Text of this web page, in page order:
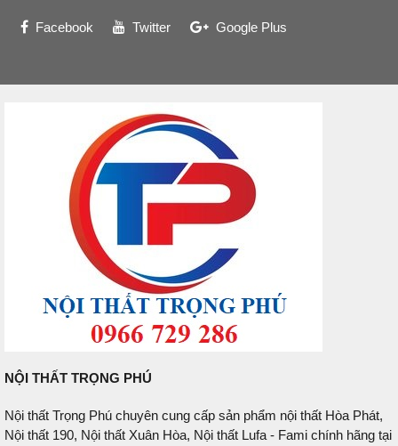
Facebook Twitter Google Plus
NỘI THẤT TRỌNG PHÚ
Nội thất Trọng Phú chuyên cung cấp sản phẩm nội thất Hòa Phát,
Nội thất 190, Nội thất Xuân Hòa, Nội thất Lufa - Fami chính hãng tại